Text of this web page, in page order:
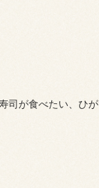
司が食べたい、ひが